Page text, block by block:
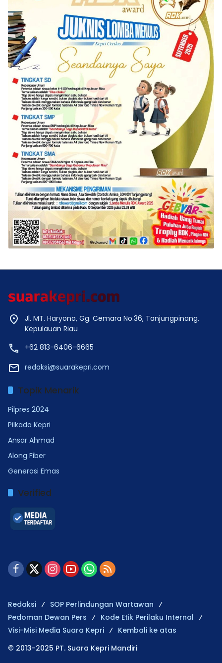
Jl. MT. Haryono, Gg. Cemara No.36, Tanjungpinang,
Kepulauan Riau
+62 813-6406-6665
redaksi@suarakepri.com
Topik Menarik
Pilpres 2024
Pilkada Kepri
Ansar Ahmad
Along Fiber
Generasi Emas
Verified
Redaksi
SOP Perlindungan Wartawan
Pedoman Dewan Pers
Kode Etik Perilaku Internal
Visi-Misi Media Suara Kepri
Kembali ke atas
© 2013-2025 PT. Suara Kepri Mandiri